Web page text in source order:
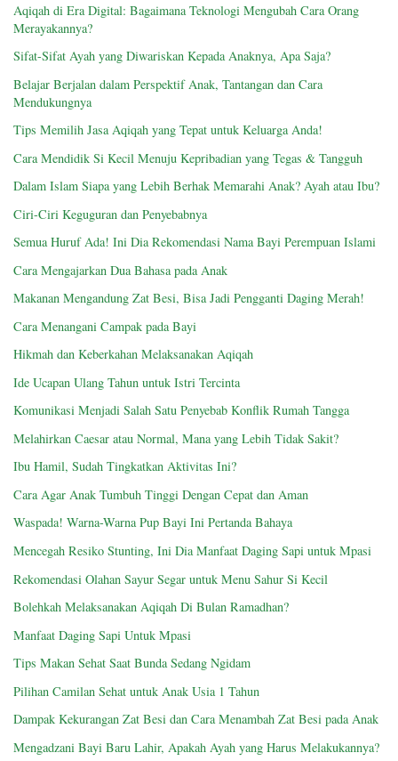
Aqiqah di Era Digital: Bagaimana Teknologi Mengubah Cara Orang
Merayakannya?
Sifat-Sifat Ayah yang Diwariskan Kepada Anaknya, Apa Saja?
Belajar Berjalan dalam Perspektif Anak, Tantangan dan Cara
Mendukungnya
Tips Memilih Jasa Aqiqah yang Tepat untuk Keluarga Anda!
Cara Mendidik Si Kecil Menuju Kepribadian yang Tegas & Tangguh
Dalam Islam Siapa yang Lebih Berhak Memarahi Anak? Ayah atau Ibu?
Ciri-Ciri Keguguran dan Penyebabnya
Semua Huruf Ada! Ini Dia Rekomendasi Nama Bayi Perempuan Islami
Cara Mengajarkan Dua Bahasa pada Anak
Makanan Mengandung Zat Besi, Bisa Jadi Pengganti Daging Merah!
Cara Menangani Campak pada Bayi
Hikmah dan Keberkahan Melaksanakan Aqiqah
Ide Ucapan Ulang Tahun untuk Istri Tercinta
Komunikasi Menjadi Salah Satu Penyebab Konflik Rumah Tangga
Melahirkan Caesar atau Normal, Mana yang Lebih Tidak Sakit?
Ibu Hamil, Sudah Tingkatkan Aktivitas Ini?
Cara Agar Anak Tumbuh Tinggi Dengan Cepat dan Aman
Waspada! Warna-Warna Pup Bayi Ini Pertanda Bahaya
Mencegah Resiko Stunting, Ini Dia Manfaat Daging Sapi untuk Mpasi
Rekomendasi Olahan Sayur Segar untuk Menu Sahur Si Kecil
Bolehkah Melaksanakan Aqiqah Di Bulan Ramadhan?
Manfaat Daging Sapi Untuk Mpasi
Tips Makan Sehat Saat Bunda Sedang Ngidam
Pilihan Camilan Sehat untuk Anak Usia 1 Tahun
Dampak Kekurangan Zat Besi dan Cara Menambah Zat Besi pada Anak
Mengadzani Bayi Baru Lahir, Apakah Ayah yang Harus Melakukannya?